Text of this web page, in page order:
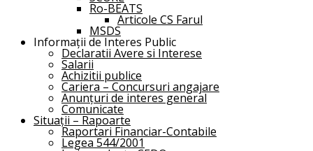
Ro-BEATS
Articole CS Farul
MSDS
Informații de Interes Public
Declaratii Avere si Interese
Salarii
Achizitii publice
Cariera – Concursuri angajare
Anunțuri de interes general
Comunicate
Situații – Rapoarte
Raportari Financiar-Contabile
Legea 544/2001